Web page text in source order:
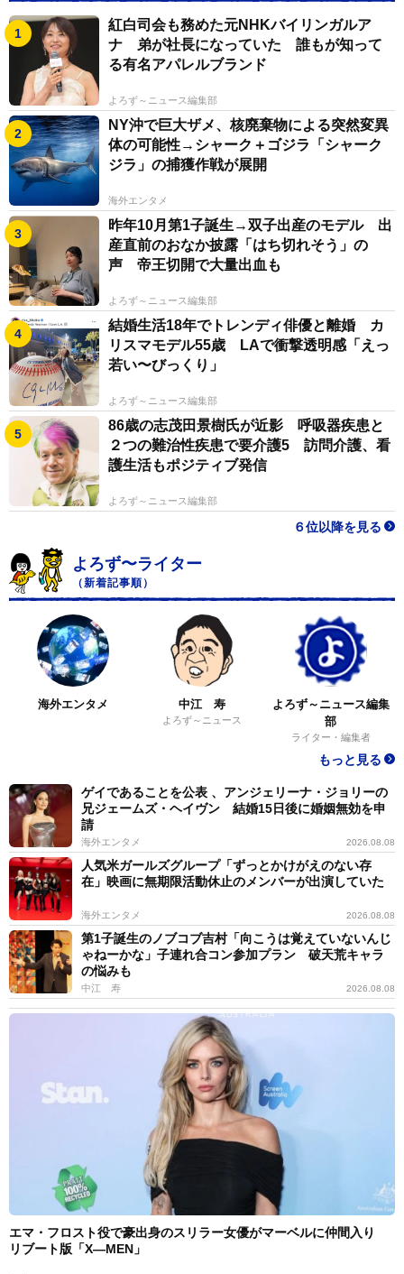
紅白司会も務めた元NHKバイリンガルア
ナ 弟が社長になっていた 誰もが知って
る有名アパレルブランド
よろず～ニュース編集部
NY沖で巨大ザメ、核廃棄物による突然変異
体の可能性→シャーク＋ゴジラ「シャーク
ジラ」の捕獲作戦が展開
海外エンタメ
昨年10月第1子誕生→双子出産のモデル 出
産直前のおなか披露「はち切れそう」の
声 帝王切開で大量出血も
よろず～ニュース編集部
結婚生活18年でトレンディ俳優と離婚 カ
リスマモデル55歳 LAで衝撃透明感「えっ
若い〜びっくり」
よろず～ニュース編集部
86歳の志茂田景樹氏が近影 呼吸器疾患と
２つの難治性疾患で要介護5 訪問介護、看
護生活もポジティブ発信
よろず～ニュース編集部
６位以降を見る
よろず〜ライター
（新着記事順）
海外エンタメ 中江 寿
よろず～ニュース
よろず～ニュース編集
部
ライター・編集者
もっと見る
ゲイであることを公表 、アンジェリーナ・ジョリーの
兄ジェームズ・ヘイヴン 結婚15日後に婚姻無効を申
請
海外エンタメ 2026.08.08
人気米ガールズグループ「ずっとかけがえのない存
在」映画に無期限活動休止のメンバーが出演していた
海外エンタメ 2026.08.08
第1子誕生のノブコブ吉村「向こうは覚えていないんじ
ゃねーかな」子連れ合コン参加プラン 破天荒キャラ
の悩みも
中江 寿 2026.08.08
エマ・フロスト役で豪出身のスリラー女優がマーベルに仲間入り
リブート版「X―MEN」